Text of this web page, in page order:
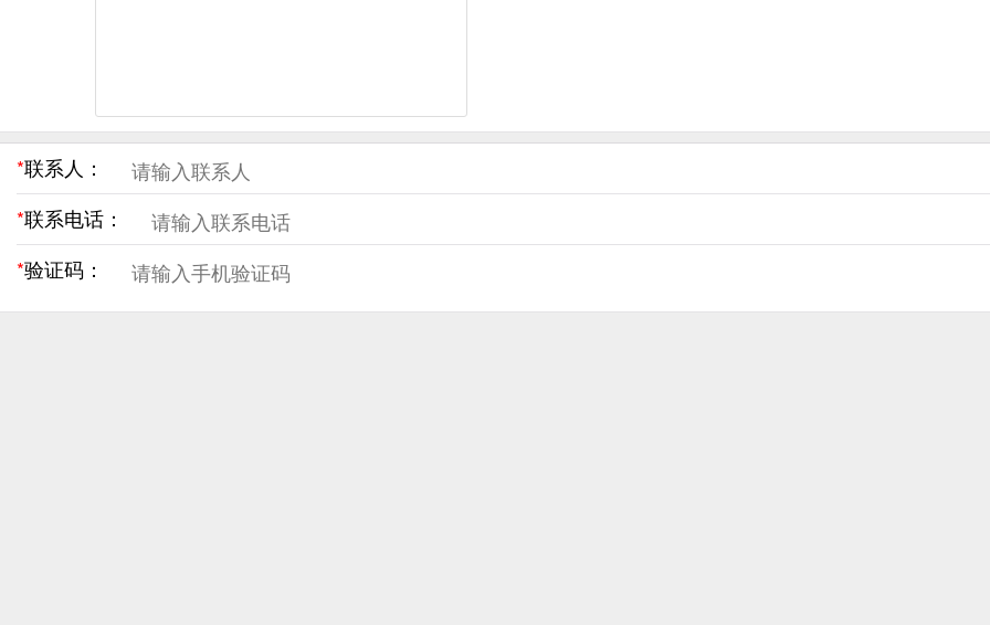
*联系人：
*联系电话：
*验证码：